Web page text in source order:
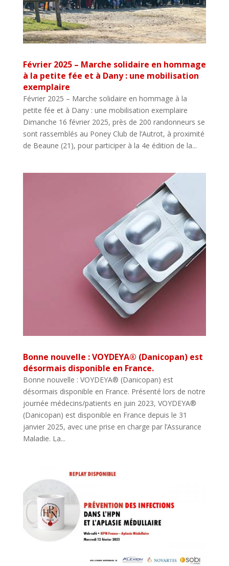
Février 2025 – Marche solidaire en hommage
à la petite fée et à Dany : une mobilisation
exemplaire
Février 2025 – Marche solidaire en hommage à la
petite fée et à Dany : une mobilisation exemplaire
Dimanche 16 février 2025, près de 200 randonneurs se
sont rassemblés au Poney Club de l’Autrot, à proximité
de Beaune (21), pour participer à la 4e édition de la...
Bonne nouvelle : VOYDEYA® (Danicopan) est
désormais disponible en France.
Bonne nouvelle : VOYDEYA® (Danicopan) est
désormais disponible en France. Présenté lors de notre
journée médecins/patients en juin 2023, VOYDEYA®
(Danicopan) est disponible en France depuis le 31
janvier 2025, avec une prise en charge par l’Assurance
Maladie. La...